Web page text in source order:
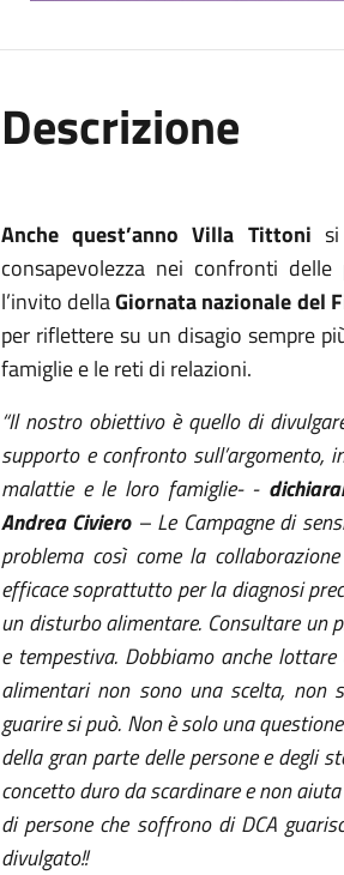
Descrizione
Anche quest’annoVilla Tittoni
consapevolezza nei confronti
l’invito dellaGiornata nazionale del
per riflettere su un disagio sempre
famiglie e le reti di relazioni.
“Il nostro obiettivo è quello di
supporto e confronto
malattie e le loro famiglie- -
Andrea Civiero– Le Campagne di
problema così come la
efficacesoprattutto per ladiagnosi
un disturbo alimentare. Consultare un
e tempestiva. Dobbiamo anche
alimentari non sono una scelta, non
guarire si può. Non èsolouna
della gran parte delle persone e degli
concetto duro da scardinare e non
di persone che soffrono di DCA
divulgato!!